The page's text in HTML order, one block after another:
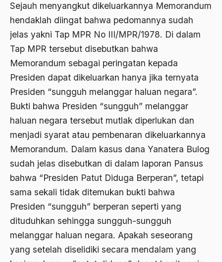
Sejauh menyangkut dikeluarkannya Memorandum
hendaklah diingat bahwa pedomannya sudah
jelas yakni Tap MPR No III/MPR/1978. Di dalam
Tap MPR tersebut disebutkan bahwa
Memorandum sebagai peringatan kepada
Presiden dapat dikeluarkan hanya jika ternyata
Presiden “sungguh melanggar haluan negara”.
Bukti bahwa Presiden “sungguh” melanggar
haluan negara tersebut mutlak diperlukan dan
menjadi syarat atau pembenaran dikeluarkannya
Memorandum. Dalam kasus dana Yanatera Bulog
sudah jelas disebutkan di dalam laporan Pansus
bahwa “Presiden Patut Diduga Berperan”, tetapi
sama sekali tidak ditemukan bukti bahwa
Presiden “sungguh” berperan seperti yang
dituduhkan sehingga sungguh-sungguh
melanggar haluan negara. Apakah seseorang
yang setelah diselidiki secara mendalam yang
Alternatif Politis
Alumni Sayid Al-Maliki
Alvin W. Gouldner
Amangkurat
Amar Ma'ruf Nahi Munkar
ambisi politik
Ambivalen
ambon
Amerika
amerika serikat
Amien Rais
Amir